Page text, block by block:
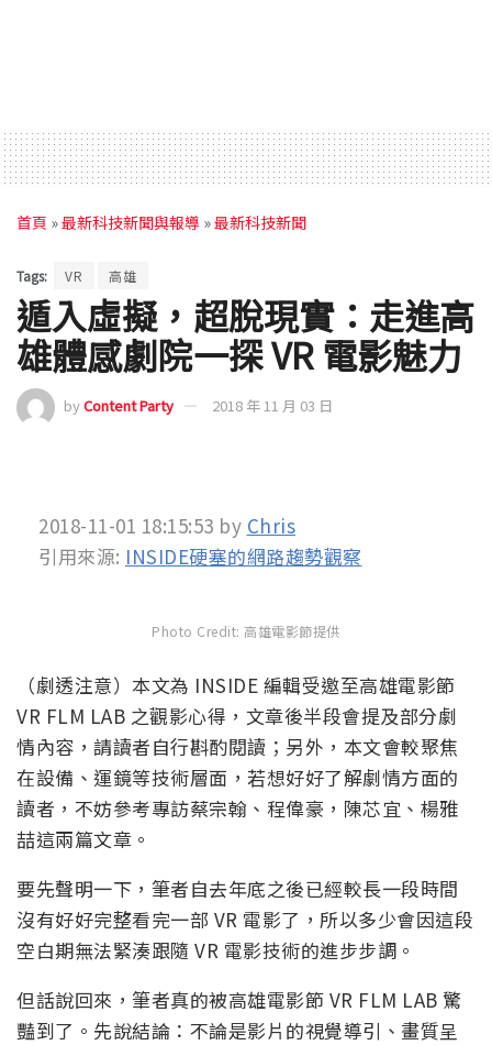
首頁 »最新科技新聞與報導 »最新科技新聞
Tags: VR 高雄
遁入虛擬，超脫現實：走進高
雄體感劇院一探 VR 電影魅力
byContent Party 2018 年 11 月 03 日
2018-11-01 18:15:53 by Chris
引用來源: INSIDE硬塞的網路趨勢觀察
Photo Credit: 高雄電影節提供
（劇透注意）本文為 INSIDE 編輯受邀至高雄電影節
VR FLM LAB 之觀影心得，文章後半段會提及部分劇
情內容，請讀者自行斟酌閱讀；另外，本文會較聚焦
在設備、運鏡等技術層面，若想好好了解劇情方面的
讀者，不妨參考專訪蔡宗翰、程偉豪，陳芯宜、楊雅
喆這兩篇文章。
要先聲明一下，筆者自去年底之後已經較長一段時間
沒有好好完整看完一部 VR 電影了，所以多少會因這段
空白期無法緊湊跟隨 VR 電影技術的進步步調。
但話說回來，筆者真的被高雄電影節 VR FLM LAB 驚
豔到了。先說結論：不論是影片的視覺導引、畫質呈